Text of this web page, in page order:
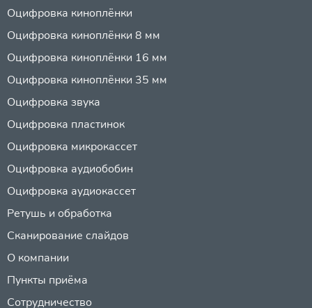
Оцифровка киноплёнки
Оцифровка киноплёнки 8 мм
Оцифровка киноплёнки 16 мм
Оцифровка киноплёнки 35 мм
Оцифровка звука
Оцифровка пластинок
Оцифровка микрокассет
Оцифровка аудиобобин
Оцифровка аудиокассет
Ретушь и обработка
Сканирование слайдов
О компании
Пункты приёма
Сотрудничество